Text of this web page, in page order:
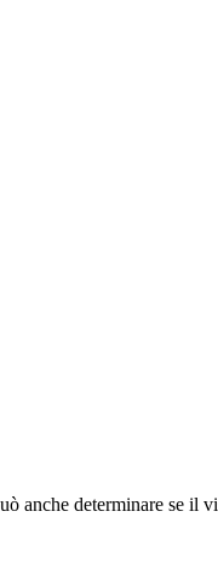
anche determinare se il